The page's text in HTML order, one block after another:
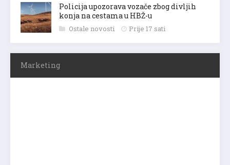
Policija upozorava vozače zbog divljih
konja na cestama u HBŽ-u
Ostale novosti Prije 17 sati
Marketing